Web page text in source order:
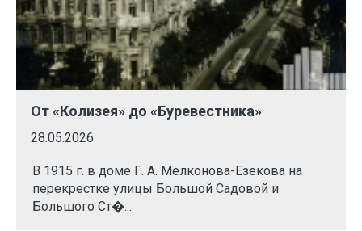
От «Колизея» до «Буревестника»
28.05.2026
В 1915 г. в доме Г. А. Мелконова-Езекова на
перекрестке улицы Большой Садовой и
Большого Ст�...